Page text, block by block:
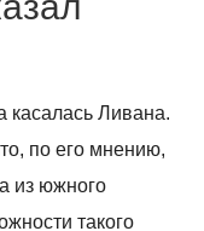
касалась Ливана.
по его мнению,
из южного
такого